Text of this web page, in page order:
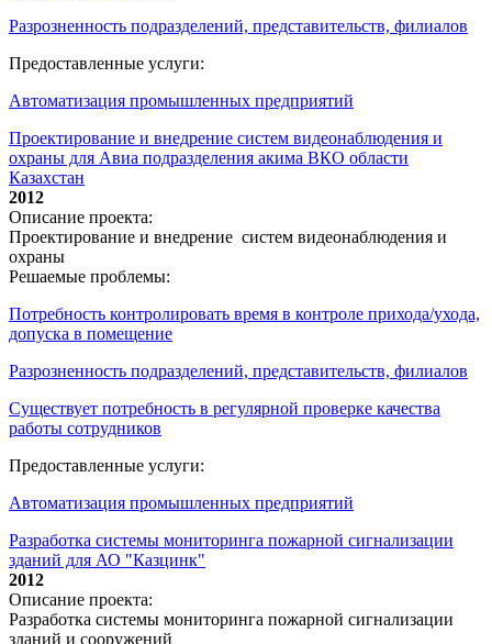
Разрозненность подразделений, представительств, филиалов
Предоставленные услуги:
Автоматизация промышленных предприятий
Проектирование и внедрение систем видеонаблюдения и
охраны для Авиа подразделения акима ВКО области
Казахстан
2012
Описание проекта:
Проектирование и внедрение систем видеонаблюдения и
охраны
Решаемые проблемы:
Потребность контролировать время в контроле прихода/ухода,
допуска в помещение
Разрозненность подразделений, представительств, филиалов
Существует потребность в регулярной проверке качества
работы сотрудников
Предоставленные услуги:
Автоматизация промышленных предприятий
Разработка системы мониторинга пожарной сигнализации
зданий для АО "Казцинк"
2012
Описание проекта:
Разработка системы мониторинга пожарной сигнализации
зданий и сооружений